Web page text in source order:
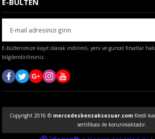
E-BÜLTEN
E-bültenimize kayıt olarak indirimli, yeni ve güncel fırsatlar
bilgilendirilirsiniz.
Copyright 2016 © mercedesbenzaksesuar.comKredi
sertifikası ile korunmaktadır.